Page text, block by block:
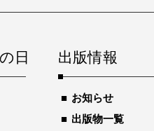
日 出版情報
お知らせ
出版物一覧